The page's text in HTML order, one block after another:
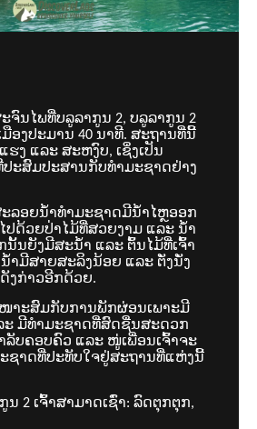
ຈົນໄພທີ່ບລູລາກູນ 2, ບລູລາກູນ 2
ອງປະມານ 40 ນາທີ. ສະຖານທີ່ນີ້
ງ ແລະ ສະຫງົບ, ເຊິ່ງເປັນ
ະສົມປະສານກັບທຳມະຊາດຢ່າງ
ະລອຍນ້ຳທຳມະຊາດມີນ້ຳໄຫຼອອກ
ປດ້ວຍປ່າໄມ້ທີ່ສວຍງາມ ແລະ ນ້ຳ
ນັ້ນຍັງມີສະນ້ຳ ແລະ ຕົ້ນໄມ້ທີ່ເຈົ້າ
ຳມີສາຍສະລິງນ້ອຍ ແລະ ຕັ່ງນັ່ງ
ງກ່າວອີກດ້ວຍ.
າະສົມກັບການພັກຜ່ອນເພາະມີ
ະ ມີທຳມະຊາດທີ່ສົດຊື່ນສະດວກ
ລັບຄອບຄົວ ແລະ ໜູ່ເພື່ອນເຈົ້າຈະ
ຊາດທີ່ປະທັບໃຈຢູ່ສະຖານທີ່ແຫ່ງນີ້
ນ 2 ເຈົ້າສາມາດເຊົ່າ: ລົດຕຸກຕຸກ,